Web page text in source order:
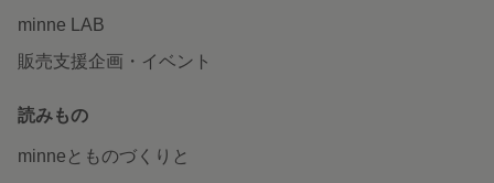
minne LAB
販売支援企画・イベント
読みもの
minneとものづくりと